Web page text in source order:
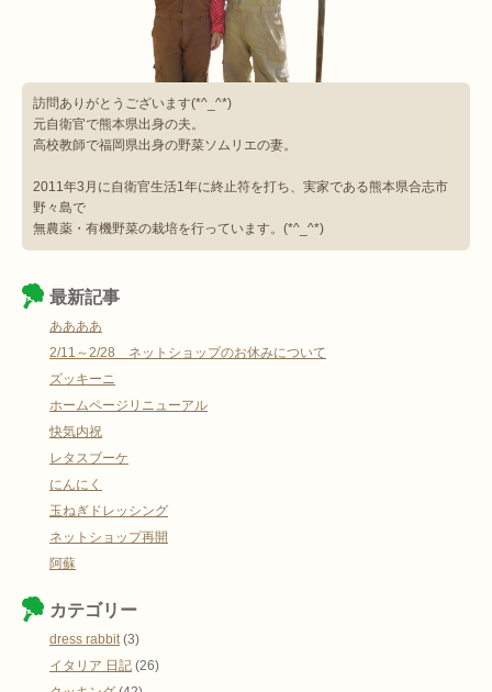
訪問ありがとうございます(*^_^*)
元自衛官で熊本県出身の夫。
高校教師で福岡県出身の野菜ソムリエの妻。
2011年3月に自衛官生活1年に終止符を打ち、実家である熊本県合志市
野々島で
無農薬・有機野菜の栽培を行っています。(*^_^*)
最新記事
ああああ
2/11～2/28 ネットショップのお休みについて
ズッキーニ
ホームページリニューアル
快気内祝
レタスブーケ
にんにく
玉ねぎドレッシング
ネットショップ再開
阿蘇
カテゴリー
dress rabbit (3)
イタリア 日記 (26)